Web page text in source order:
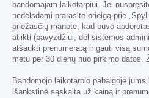
bandomajam laikotarpiui. Jei
nedelsdami prarasite prieigą prie
priežasčių manote, kad buvo
atlikti (pavyzdžiui, dėl sistemos
atšaukti prenumeratą ir gauti visą
metu per 30 dienų nuo pirkimo datos.
Bandomojo laikotarpio pabaigoje
išankstinė sąskaita už kainą ir